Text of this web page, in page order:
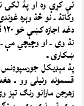
ئې کړې وه او پۀ لکۍ
وکاتۀ ـ نو څۀ وېره
نۀ وی ـ او وچیچي
ښکاری ـ
پۀ مېډيکل
قسمونه وئیلی وو ـ
زهرجن مارانو رنګ